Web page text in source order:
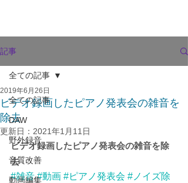
記事
全ての記事
DAW
野外録音
音質改善
動画編集
全ての記事
ビデオ録画したピアノ発表会の雑音を
除去
2019年6月26日
更新日： 2021年1月11日
ビデオ録画したピアノ発表会の雑音を除
去
#雑音 #動画 #ピアノ発表会 #ノイズ除